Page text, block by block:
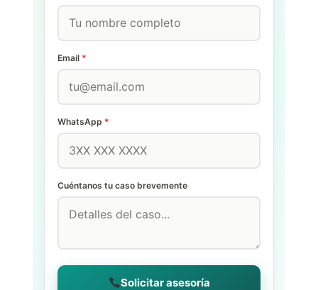
Email *
WhatsApp *
Cuéntanos tu caso brevemente
Solicitar asesoría